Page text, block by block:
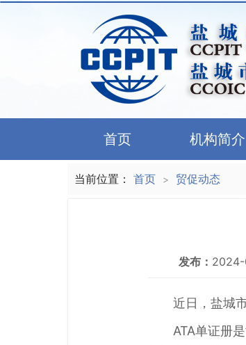
首页 机构简介
当前位置： 首页 > 贸促动态
发布：
近日，盐城
ATA单证册